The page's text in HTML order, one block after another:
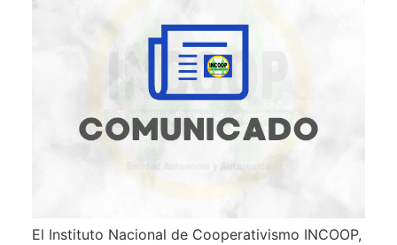
El Instituto Nacional de Cooperativismo INCOOP,